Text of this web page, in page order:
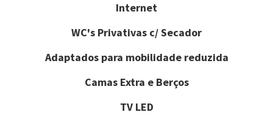
Internet
WC's Privativas c/ Secador
Adaptados para mobilidade reduzida
Camas Extra e Berços
TV LED